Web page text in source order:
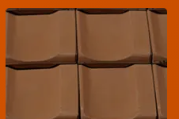
Devis pose de
gouttière 43